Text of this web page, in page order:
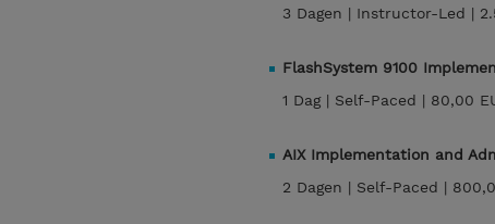
3 Dagen | Instructor-Led |
FlashSystem 9100
1 Dag | Self-Paced | 80,00
AIX Implementation and
2 Dagen | Self-Paced |